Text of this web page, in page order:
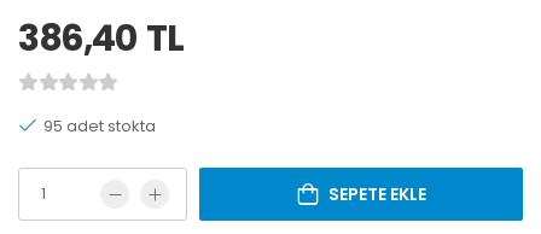
386,40 TL
95 adet stokta
SEPETE EKLE